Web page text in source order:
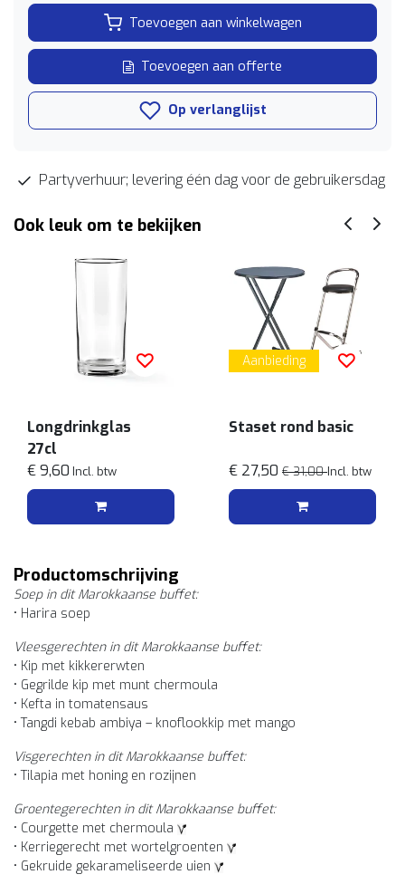
Toevoegen aan winkelwagen
Toevoegen aan offerte
Op verlanglijst
Partyverhuur; levering één dag voor de gebruikersdag
Ook leuk om te bekijken
Longdrinkglas
27cl
€ 9,60 Incl. btw
Aanbieding
Staset rond basic
€ 27,50 € 31,00Incl. btw
Productomschrijving
Soep in dit Marokkaanse buffet:
• Harira soep
Vleesgerechten in dit Marokkaanse buffet:
• Kip met kikkererwten
• Gegrilde kip met munt chermoula
• Kefta in tomatensaus
• Tangdi kebab ambiya – knoflookkip met mango
Visgerechten in dit Marokkaanse buffet:
• Tilapia met honing en rozijnen
Groentegerechten in dit Marokkaanse buffet:
• Courgette met chermoula
• Kerriegerecht met wortelgroenten
• Gekruide gekarameliseerde uien